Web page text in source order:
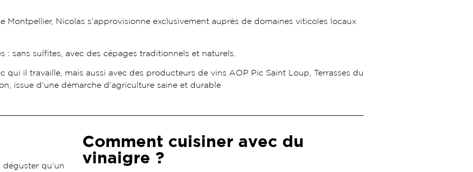
Nicolas s’approvisionne exclusivement auprès de domaines viticoles locaux
sans sulfites, avec des cépages traditionnels et naturels.
qui il travaille, mais aussi avec des producteurs de vins AOP Pic Saint Loup, Terrasses du
issue d’une démarche d’agriculture saine et durable
qu’un
Comment cuisiner avec du
vinaigre ?